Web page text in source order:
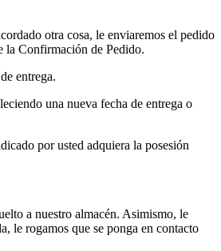
otra cosa, le enviaremos el pedido
la Confirmación de Pedido.
entrega.
una nueva fecha de entrega o
por usted adquiera la posesión
a nuestro almacén. Asimismo, le
le rogamos que se ponga en contacto